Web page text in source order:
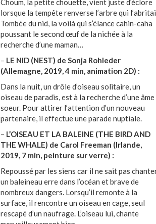
Choum, la petite chouette, vient juste d’éclore
lorsque la tempête renverse l’arbre qui
Tombée du nid, la voilà qui s’élance cahin-caha
poussant le second œuf de la nichée à la
recherche d’une maman…
– LE NID (NEST) de Sonja Rohleder
(Allemagne, 2019, 4 min, animation 2D) :
Dans la nuit, un drôle d’oiseau solitaire, un
oiseau de paradis, est à la recherche d’une âme
soeur. Pour attirer l’attention d’un nouveau
partenaire, il effectue une parade nuptiale.
– L’OISEAU ET LA BALEINE (THE BIRD AND
THE WHALE) de Carol Freeman (Irlande,
2019, 7 min, peinture sur verre) :
Repoussé par les siens car il ne sait pas
un baleineau erre dans l’océan et brave de
nombreux dangers. Lorsqu’il remonte à la
surface, il rencontre un oiseau en cage, seul
rescapé d’un naufrage. L’oiseau lui, chante